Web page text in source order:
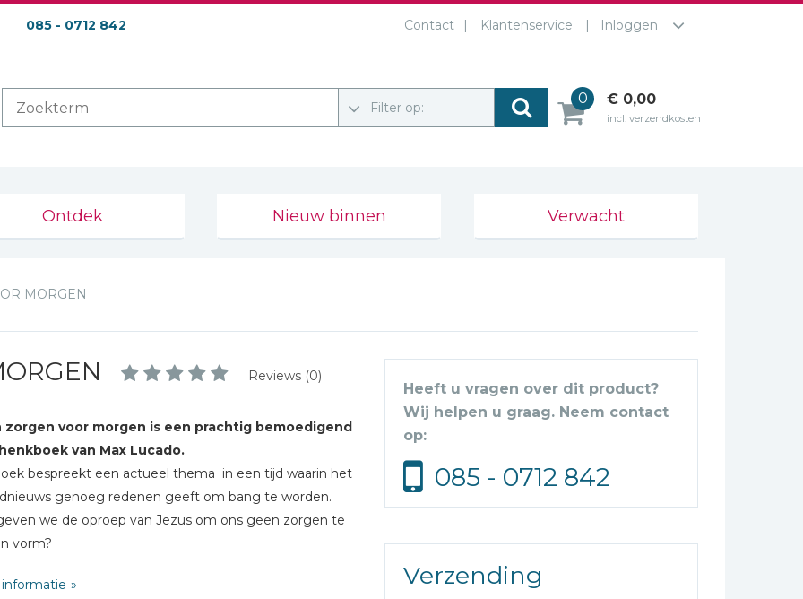
085 - 0712 842 Contact Klantenservice Inloggen
Filter op:
0 € 0,00
incl. verzendkosten
Ontdek Nieuw binnen Verwacht
MORGEN
Reviews (0)
zorgen voor morgen is een prachtig bemoedigend
van Max Lucado.
bespreekt een actueel thema in een tijd waarin het
genoeg redenen geeft om bang te worden.
we de oproep van Jezus om ons geen zorgen te
vorm?
is voorganger in Oak Hills Church in Texas. Hij is
Heeft u vragen over dit product?
Wij helpen u graag. Neem contact
op:
085 - 0712 842
Verzending